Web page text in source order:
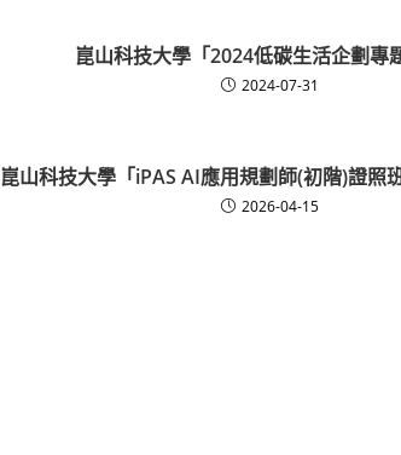
崑山科技大學「2024低碳生活企劃專
2024-07-31
崑山科技大學「iPAS AI應用規劃師(初階)證照
2026-04-15